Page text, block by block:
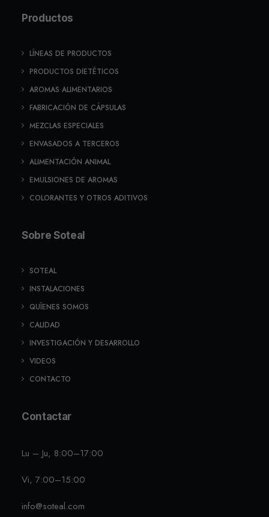
Productos
LÍNEAS DE PRODUCTOS
PRODUCTOS DIETÉTICOS
AROMAS ALIMENTARIOS
FABRICACIÓN DE CÁPSULAS
MEZCLAS ESPECIALES
ENVASADOS A TERCEROS
ALIMENTACIÓN ANIMAL
EMULSIONES DE AROMAS
COLORANTES Y OTROS ADITIVOS
Sobre Soteal
SOTEAL
INSTALACIONES
QUÍENES SOMOS
CALIDAD
INVESTIGACIÓN Y DESARROLLO
VIDEOS
CONTACTO
Contactar
Lu – Ju, 8:00–17:00
Vi, 7:00–15:00
info@soteal.com